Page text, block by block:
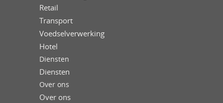
Retail
Transport
Voedselverwerking
Hotel
Diensten
Diensten
Over ons
Over ons